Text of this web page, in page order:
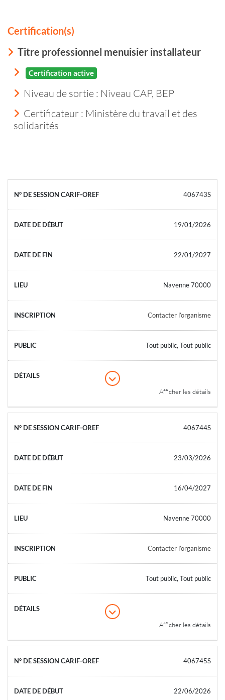
Certification(s)
Titre professionnel menuisier installateur
Certification active
Niveau de sortie : Niveau CAP, BEP
Certificateur : Ministère du travail et des
solidarités
406743S
19/01/2026
22/01/2027
Navenne 70000
Contacter l’organisme
Tout public, Tout public
Afficher les détails
406744S
23/03/2026
16/04/2027
Navenne 70000
Contacter l’organisme
Tout public, Tout public
Afficher les détails
406745S
22/06/2026